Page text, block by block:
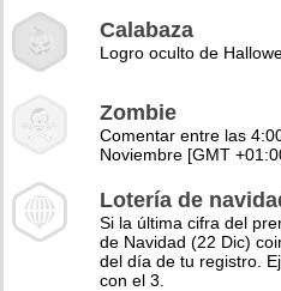
Calabaza
Logro oculto de
Zombie
Comentar entre las
Noviembre [GMT
Lotería de
Si la última cifra del
de Navidad (22 Dic)
del día de tu registro.
con el 3.